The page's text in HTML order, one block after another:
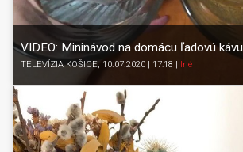
VIDEO: Mininávod na domácu ľadovú kávu
TELEVÍZIA KOŠICE, 10.07.2020 | 17:18 Iné